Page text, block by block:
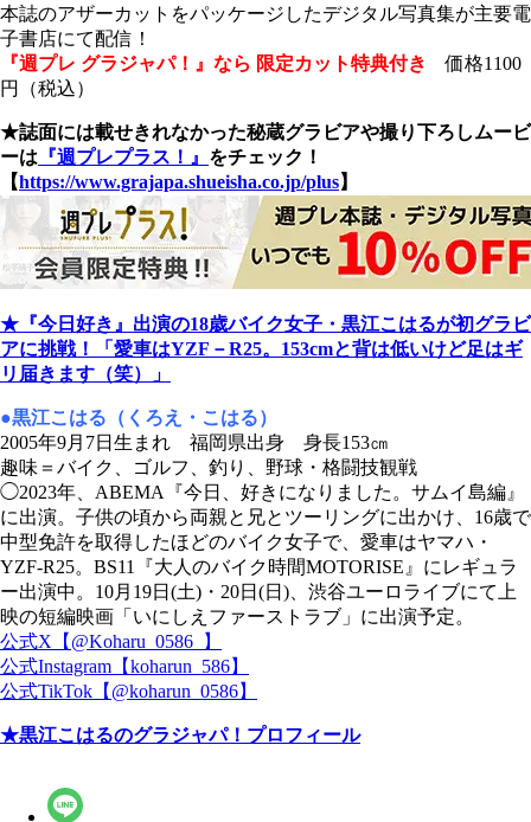
本誌のアザーカットをパッケージしたデジタル写真集が主要電
子書店にて配信！
『週プレ グラジャパ！』なら 限定カット特典付き
価格1100
円（税込）
★誌面には載せきれなかった秘蔵グラビアや撮り下ろしムービ
ーは 『週プレプラス！』 をチェック！
【https://www.grajapa.shueisha.co.jp/plus】
★『今日好き』出演の18歳バイク女子・黒江こはるが初グラビ
アに挑戦！「愛車はYZF－R25。153cmと背は低いけど足はギ
リ届きます（笑）」
●黒江こはる（くろえ・こはる）
2005年9月7日生まれ 福岡県出身 身長153㎝
趣味＝バイク、ゴルフ、釣り、野球・格闘技観戦
◯2023年、ABEMA『今日、好きになりました。サムイ島編』
に出演。子供の頃から両親と兄とツーリングに出かけ、16歳で
中型免許を取得したほどのバイク女子で、愛車はヤマハ・
YZF-R25。BS11『大人のバイク時間MOTORISE』にレギュラ
ー出演中。10月19日(土)・20日(日)、渋谷ユーロライブにて上
映の短編映画「いにしえファーストラブ」に出演予定。
公式X【@Koharu_0586_】
公式Instagram【koharun_586】
公式TikTok【@koharun_0586】
★黒江こはるのグラジャパ！プロフィール